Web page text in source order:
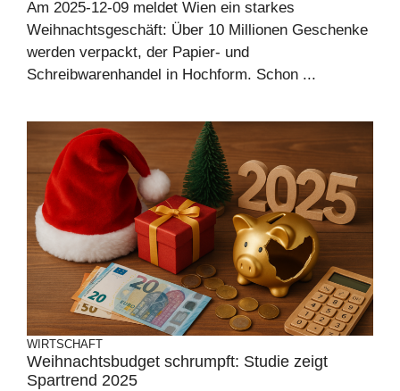
Am 2025-12-09 meldet Wien ein starkes
Weihnachtsgeschäft: Über 10 Millionen Geschenke
werden verpackt, der Papier- und
Schreibwarenhandel in Hochform. Schon ...
WIRTSCHAFT
Weihnachtsbudget schrumpft: Studie zeigt
Spartrend 2025